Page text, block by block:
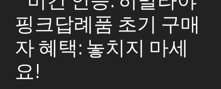
핑크답례품 초기 구매
자 혜택: 놓치지 마세
요!